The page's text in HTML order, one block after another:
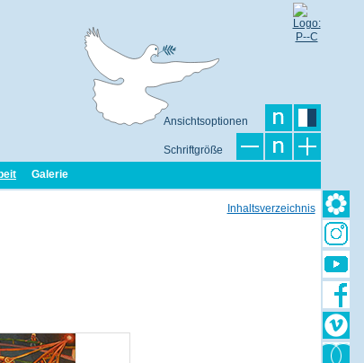
Ansichtsoptionen
Schriftgröße
Galerie
Inhaltsverzeichnis